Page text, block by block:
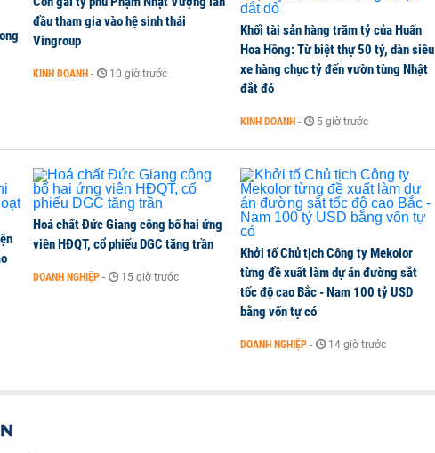
đầu tham gia vào hệ sinh thái
Vingroup
KINH DOANH - 10 giờ trước
Khối tài sản hàng trăm tỷ của Huấn
Hoa Hồng: Từ biệt thự 50 tỷ, dàn siêu
xe hàng chục tỷ đến vườn tùng Nhật
đắt đỏ
KINH DOANH - 5 giờ trước
Hoá chất Đức Giang công bố hai ứng
viên HĐQT, cổ phiếu DGC tăng trần
DOANH NGHIỆP - 15 giờ trước
Khởi tố Chủ tịch Công ty Mekolor
từng đề xuất làm dự án đường sắt
tốc độ cao Bắc - Nam 100 tỷ USD
bằng vốn tự có
DOANH NGHIỆP - 14 giờ trước